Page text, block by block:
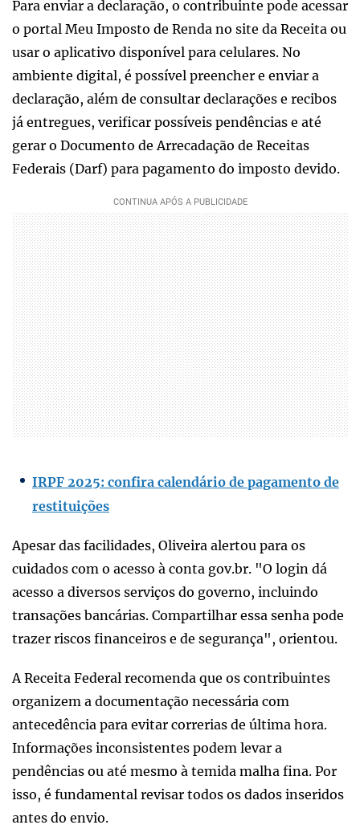
Para enviar a declaração, o contribuinte pode acessar
o portal Meu Imposto de Renda no site da Receita ou
usar o aplicativo disponível para celulares. No
ambiente digital, é possível preencher e enviar a
declaração, além de consultar declarações e recibos
já entregues, verificar possíveis pendências e até
gerar o Documento de Arrecadação de Receitas
Federais (Darf) para pagamento do imposto devido.
IRPF 2025: confira calendário de pagamento de
restituições
Apesar das facilidades, Oliveira alertou para os
cuidados com o acesso à conta gov.br. "O login dá
acesso a diversos serviços do governo, incluindo
transações bancárias. Compartilhar essa senha pode
trazer riscos financeiros e de segurança", orientou.
A Receita Federal recomenda que os contribuintes
organizem a documentação necessária com
antecedência para evitar correrias de última hora.
Informações inconsistentes podem levar a
pendências ou até mesmo à temida malha fina. Por
isso, é fundamental revisar todos os dados inseridos
antes do envio.